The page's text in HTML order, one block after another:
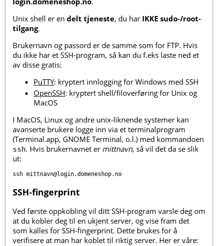
Unix shell er en delt tjeneste, du har IKKE sudo-/root-
tilgang.
Brukernavn og passord er de samme som for FTP. Hvis
du ikke har et SSH-program, så kan du f.eks laste ned et
av disse gratis:
PuTTY: kryptert innlogging for Windows med SSH
OpenSSH: kryptert shell/filoverføring for Unix og
MacOS
I MacOS, Linux og andre unix-liknende systemer kan
avanserte brukere logge inn via et terminalprogram
(Terminal.app, GNOME Terminal, o.l.) med kommandoen
ssh. Hvis brukernavnet er mittnavn, så vil det da se slik
ut:
SSH-fingerprint
Ved første oppkobling vil ditt SSH-program varsle deg om
at du kobler deg til en ukjent server, og vise fram det
som kalles for SSH-fingerprint. Dette brukes for å
verifisere at man har koblet til riktig server. Her er våre: